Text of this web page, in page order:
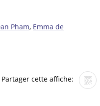
Pham, Emma de
Partager cette affiche: